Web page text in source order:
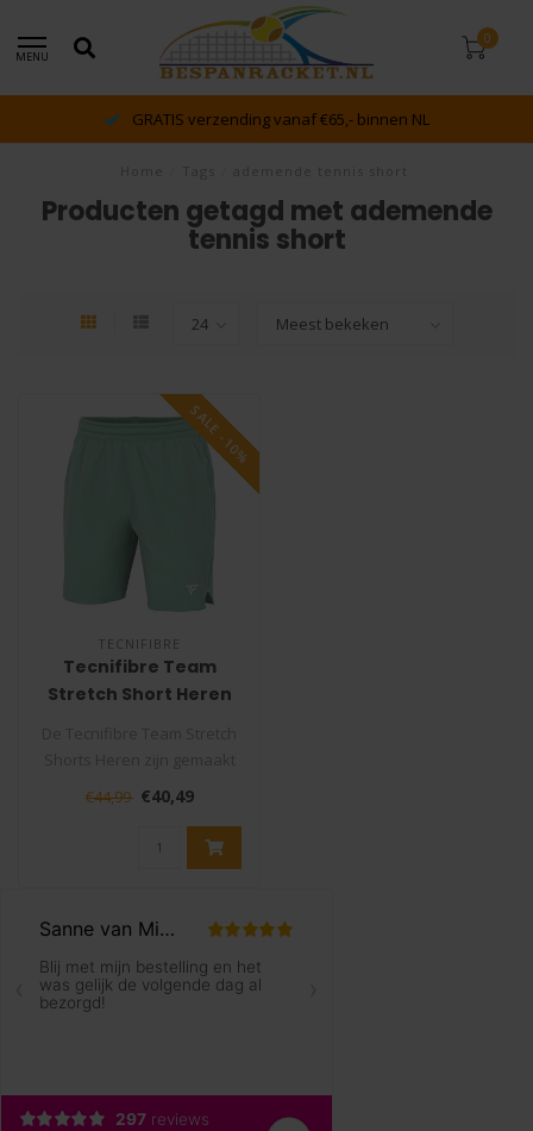
MENU
0
GRATIS verzending vanaf €65,- binnen NL
Producten getagd met ademende
tennis short
SALE -10%
TECNIFIBRE
Tecnifibre Team
Stretch Short Heren
voor een snel, aanvallend ..
€44,99 €40,49